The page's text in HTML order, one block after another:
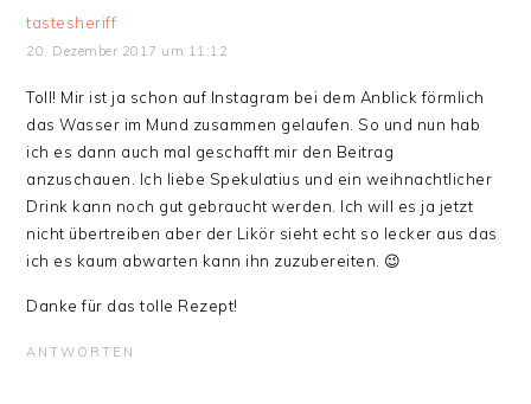
tastesheriff
20. Dezember 2017 um 11:12
Toll! Mir ist ja schon auf Instagram bei dem Anblick förmlich
das Wasser im Mund zusammen gelaufen. So und nun hab
ich es dann auch mal geschafft mir den Beitrag
anzuschauen. Ich liebe Spekulatius und ein weihnachtlicher
Drink kann noch gut gebraucht werden. Ich will es ja jetzt
nicht übertreiben aber der Likör sieht echt so lecker aus das
ich es kaum abwarten kann ihn zuzubereiten. 😉
Danke für das tolle Rezept!
ANTWORTEN